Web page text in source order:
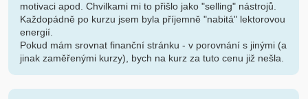
motivaci apod. Chvilkami mi to přišlo jako "selling" nástrojů.
Každopádně po kurzu jsem byla příjemně "nabitá" lektorovou
energií.
Pokud mám srovnat finanční stránku - v porovnání s jinými (a
jinak zaměřenými kurzy), bych na kurz za tuto cenu již nešla.